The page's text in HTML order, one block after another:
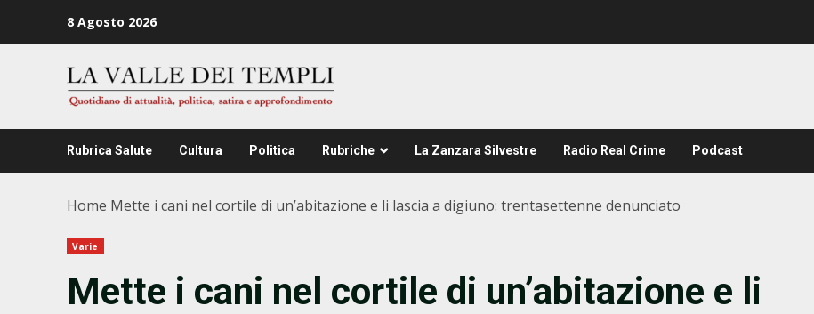
8 Agosto 2026
Rubrica Salute Cultura Politica Rubriche La Zanzara Silvestre Radio Real Crime Podcast
Home Mette i cani nel cortile di un’abitazione e li lascia a digiuno: trentasettenne denunciato
Varie
Mette i cani nel cortile di un’abitazione e li